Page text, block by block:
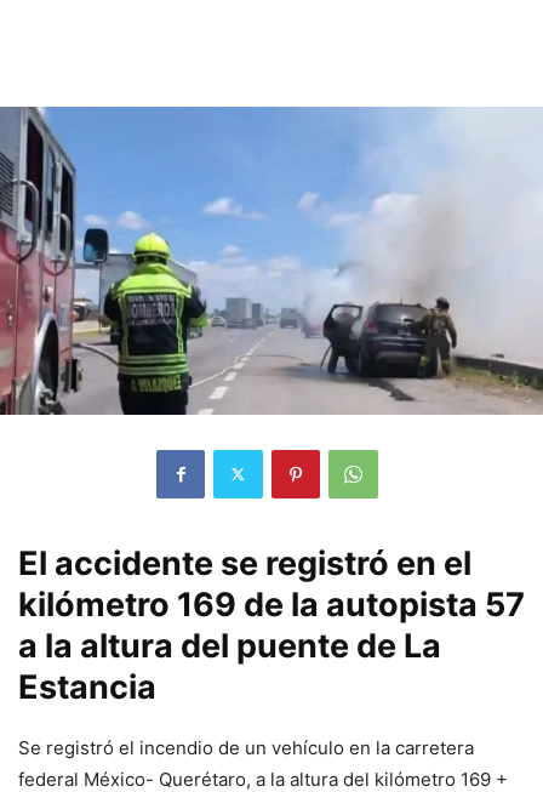
El accidente se registró en el
kilómetro 169 de la autopista 57
a la altura del puente de La
Estancia
Se registró el incendio de un vehículo en la carretera
federal México- Querétaro, a la altura del kilómetro 169 +